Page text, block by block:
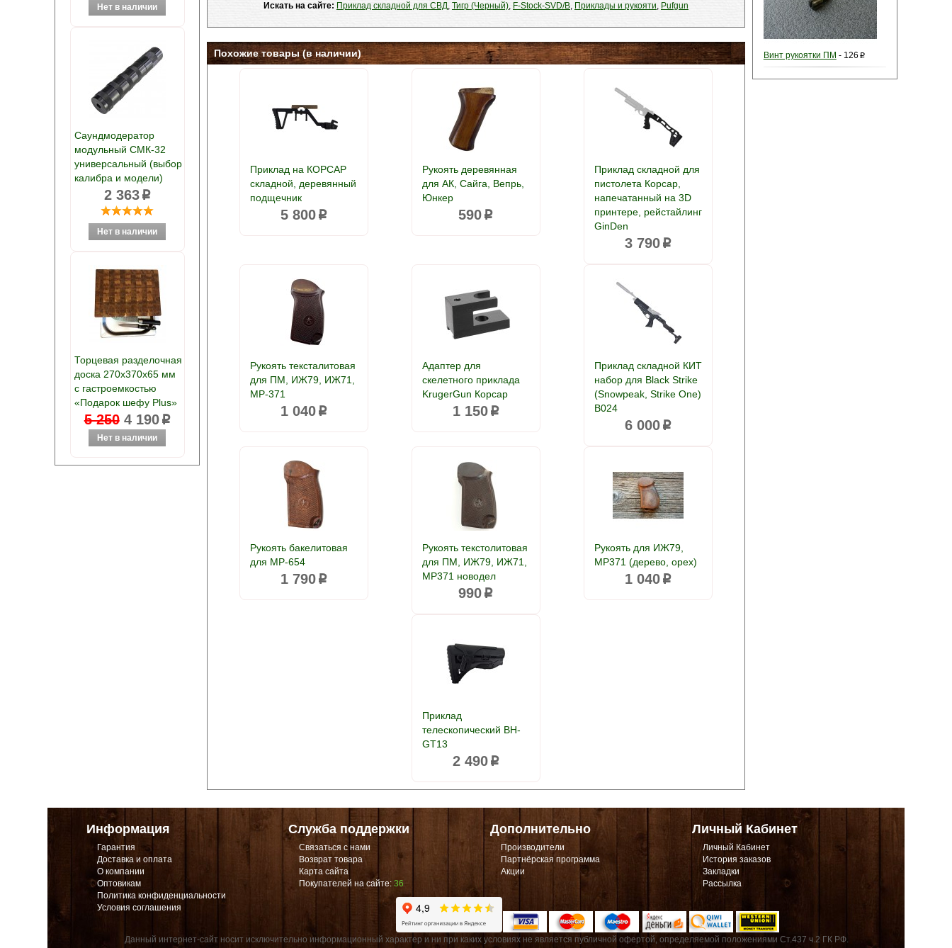
Саундмодератор
модульный СМК-32
универсальный (выбор
калибра и модели)
2 363p
Торцевая разделочная
доска 270х370х65 мм
с гастроемкостью
«Подарок шефу Plus»
5 250 4 190p
Винт рукоятки ПМ - 126 p
Искать на сайте: Приклад складной для СВД, Тигр (Черный), F-Stock-SVD/B, Приклады и рукояти, Pufgun
Похожие товары (в наличии)
Приклад на КОРСАР
складной, деревянный
подщечник
5 800 p
Рукоять деревянная
для АК, Сайга, Вепрь,
Юнкер
590 p
Приклад складной для
пистолета Корсар,
напечатанный на 3D
принтере, рейстайлинг
GinDen
3 790p
Рукоять тексталитовая
для ПМ, ИЖ79, ИЖ71,
МР-371
1 040 p
Адаптер для
скелетного приклада
KrugerGun Корсар
1 150p
Приклад складной КИТ
набор для Black Strike
(Snowpeak, Strike One)
B024
6 000p
Рукоять бакелитовая
для МР-654
1 790 p
Рукоять текстолитовая
для ПМ, ИЖ79, ИЖ71,
МР371 новодел
990 p
Рукоять для ИЖ79,
МР371 (дерево, орех)
1 040p
Приклад
телескопический BH-
GT13
2 490 p
Информация
Гарантия
Доставка и оплата
О компании
Оптовикам
Политика конфиденциальности
Условия соглашения
Служба поддержки
Связаться с нами
Возврат товара
Карта сайта
Покупателей на сайте: 36
Дополнительно
Производители
Партнёрская программа
Акции
Личный Кабинет
Личный Кабинет
История заказов
Закладки
Рассылка
Данный интернет-сайт носит исключительно информационный характер и ни при каких условиях не является публичной офертой, определяемой положениями Ст.437 ч.2 ГК РФ.